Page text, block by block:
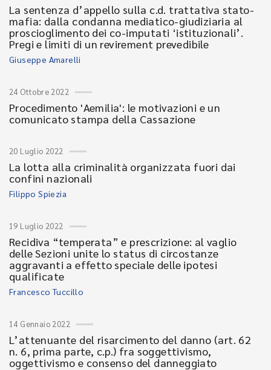
La sentenza d’appello sulla c.d. trattativa stato-
mafia: dalla condanna mediatico-giudiziaria al
proscioglimento dei co-imputati ‘istituzionali’.
Pregi e limiti di un revirement prevedibile
Giuseppe Amarelli
24 Ottobre 2022
Procedimento 'Aemilia': le motivazioni e un
comunicato stampa della Cassazione
20 Luglio 2022
La lotta alla criminalità organizzata fuori dai
confini nazionali
Filippo Spiezia
19 Luglio 2022
Recidiva “temperata” e prescrizione: al vaglio
delle Sezioni unite lo status di circostanze
aggravanti a effetto speciale delle ipotesi
qualificate
Francesco Tuccillo
14 Gennaio 2022
L’attenuante del risarcimento del danno (art. 62
n. 6, prima parte, c.p.) fra soggettivismo,
oggettivismo e consenso del danneggiato